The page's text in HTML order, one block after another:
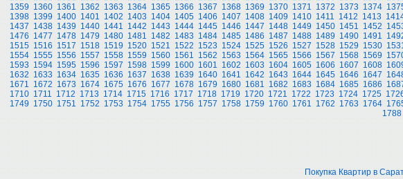
1359 1360 1361 1362 1363 1364 1365 1366 1367 1368 1369 1370 1371 1372 1373 1374
1398 1399 1400 1401 1402 1403 1404 1405 1406 1407 1408 1409 1410 1411 1412 1413
1437 1438 1439 1440 1441 1442 1443 1444 1445 1446 1447 1448 1449 1450 1451 1452
1476 1477 1478 1479 1480 1481 1482 1483 1484 1485 1486 1487 1488 1489 1490 1491
1515 1516 1517 1518 1519 1520 1521 1522 1523 1524 1525 1526 1527 1528 1529 1530
1554 1555 1556 1557 1558 1559 1560 1561 1562 1563 1564 1565 1566 1567 1568 1569
1593 1594 1595 1596 1597 1598 1599 1600 1601 1602 1603 1604 1605 1606 1607 1608
1632 1633 1634 1635 1636 1637 1638 1639 1640 1641 1642 1643 1644 1645 1646 1647
1671 1672 1673 1674 1675 1676 1677 1678 1679 1680 1681 1682 1683 1684 1685 1686
1710 1711 1712 1713 1714 1715 1716 1717 1718 1719 1720 1721 1722 1723 1724 1725
1749 1750 1751 1752 1753 1754 1755 1756 1757 1758 1759 1760 1761 1762 1763 1764
1788
Покупка Квартир в